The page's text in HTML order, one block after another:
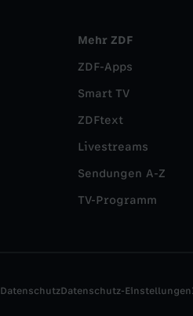
Mehr ZDF
ZDF-Apps
Smart TV
ZDFtext
Livestreams
Sendungen A-Z
TV-Programm
DatenschutzDatenschutz-Einstellungen